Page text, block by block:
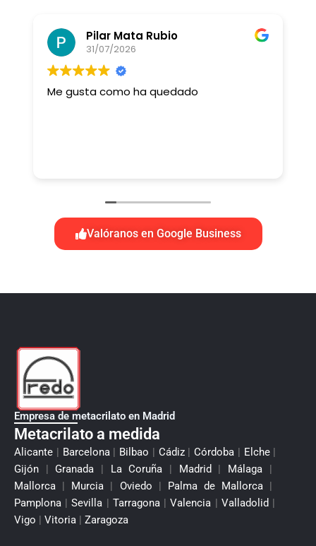
Pilar Mata Rubio
31/07/2026
Me gusta como ha quedado
Valóranos en Google Business
Empresa de metacrilato en Madrid
Metacrilato a medida
Alicante | Barcelona | Bilbao | Cádiz | Córdoba | Elche |
Gijón | Granada | La Coruña | Madrid | Málaga |
Mallorca | Murcia | Oviedo | Palma de Mallorca |
Pamplona | Sevilla | Tarragona | Valencia | Valladolid |
Vigo | Vitoria | Zaragoza